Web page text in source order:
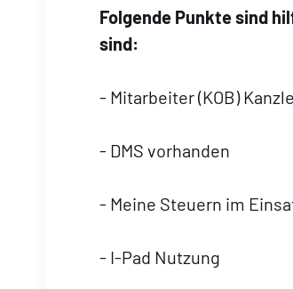
Folgende Punkte sind
sind:
- Mitarbeiter (KOB)
- DMS vorhanden
- Meine Steuern im
- I-Pad Nutzung